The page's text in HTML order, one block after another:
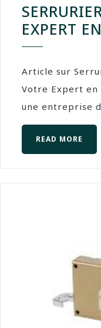
EXPERT
Article sur
Votre Expert en
une entreprise
READ MORE